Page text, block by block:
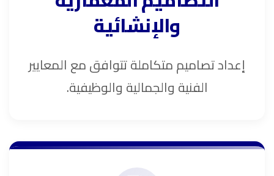
والإنشائية
إعداد تصاميم متكاملة تتوافق مع المعايير
الفنية والجمالية والوظيفية.